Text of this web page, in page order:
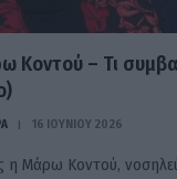
Κοντού – Τι
16 ΙΟΥΝΊΟΥ 2026
Μάρω Κοντού,